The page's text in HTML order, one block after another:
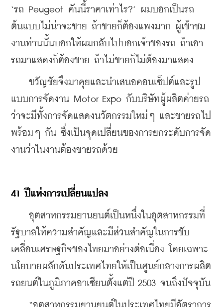
‘รถ Peugeot คันนี้ราคาเท่าไร?’ ผมบอกเป็นรถ
ต้นแบบไม่น่าจะขาย ถ้าขายก็ต้องแพงมาก ผู้เข้าชม
งานท่านนั้นบอกให้ผมกลับไปบอกเจ้าของรถ ถ้าเอา
รถมาแสดงก็ต้องขาย ถ้าไม่ขายก็ไม่ต้องมาแสดง
ขวัญชัยจึงมาคุยและนำเสนอคอนเซ็ปต์และรูป
แบบการจัดงาน Motor Expo กับบริษัทผู้ผลิตค่ายรถ
ว่าจะมีทั้งการจัดแสดงนวัตกรรมใหม่ๆ และขายรถไป
พร้อมๆ กัน ซึ่งเป็นจุดเปลี่ยนของการยกระดับการจัด
งานว่าในงานต้องขายรถด้วย
41 ปีแห่งการเปลี่ยนแปลง
อุตสาหกรรมยานยนต์เป็นหนึ่งในอุตสาหกรรมที่
รัฐบาลให้ความสำคัญและมีส่วนสำคัญในการขับ
เคลื่อนเศรษฐกิจของไทยมาอย่างต่อเนื่อง โดยเฉพาะ
นโยบายผลักดันประเทศไทยให้เป็นศูนย์กลางการผลิต
รถยนต์ในภูมิภาคอาเซียนตั้งแต่ปี 2503 จนถึงปัจจุบัน
“อุตสาหกรรมยานยนต์ในประเทศไทยมีอัตราการ